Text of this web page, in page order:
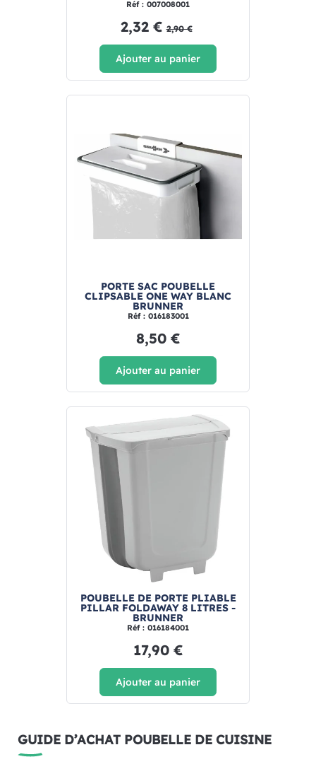
GUIDE D’ACHAT POUBELLE DE CUISINE
Réf : 007008001
2,32 € 2,90 €
Ajouter au panier
PORTE SAC POUBELLE
CLIPSABLE ONE WAY BLANC
BRUNNER
Réf : 016183001
8,50 €
Ajouter au panier
POUBELLE DE PORTE PLIABLE
PILLAR FOLDAWAY 8 LITRES -
BRUNNER
Réf : 016184001
17,90 €
Ajouter au panier